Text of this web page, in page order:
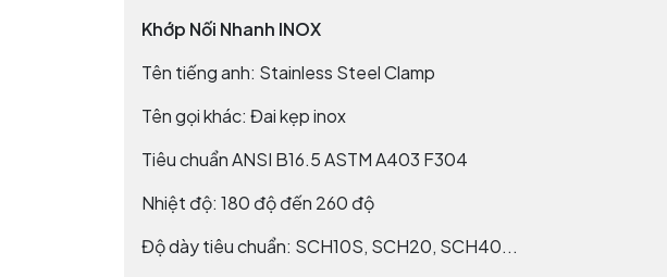
Khớp Nối Nhanh INOX
Tên tiếng anh: Stainless Steel Clamp
Tên gọi khác: Đai kẹp inox
Tiêu chuẩn ANSI B16.5 ASTM A403 F304
Nhiệt độ: 180 độ đến 260 độ
Độ dày tiêu chuẩn: SCH10S, SCH20, SCH40...